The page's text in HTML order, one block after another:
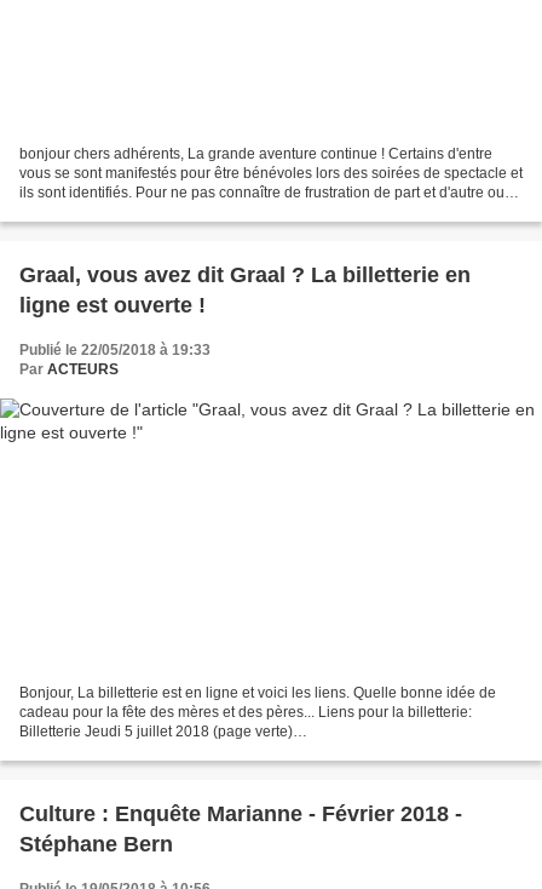
bonjour chers adhérents, La grande aventure continue ! Certains d'entre
vous se sont manifestés pour être bénévoles lors des soirées de spectacle et
ils sont identifiés. Pour ne pas connaître de frustration de part et d'autre ou
Graal, vous avez dit Graal ? La billetterie en
ligne est ouverte !
Publié le 22/05/2018 à 19:33
Par ACTEURS
Bonjour, La billetterie est en ligne et voici les liens. Quelle bonne idée de
cadeau pour la fête des mères et des pères... Liens pour la billetterie:
Billetterie Jeudi 5 juillet 2018 (page verte)
avez-dit-graal-5-juillet-2018...
Culture : Enquête Marianne - Février 2018 -
Stéphane Bern